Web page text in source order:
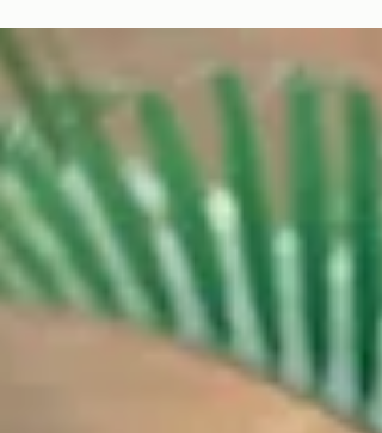
Patañjalis åttafaldiga väg – fem urgamla principer om
hur vi möter oss själva och varandra, och som
fortfarande har allt att säga om hur vi lever idag.
"Without firm foundations a house cannot stand.
Without the practice of the principles of Yama and
Niyama, which lay down firm foundations for
character, there cannot be an integrated personality.
Practice of asan